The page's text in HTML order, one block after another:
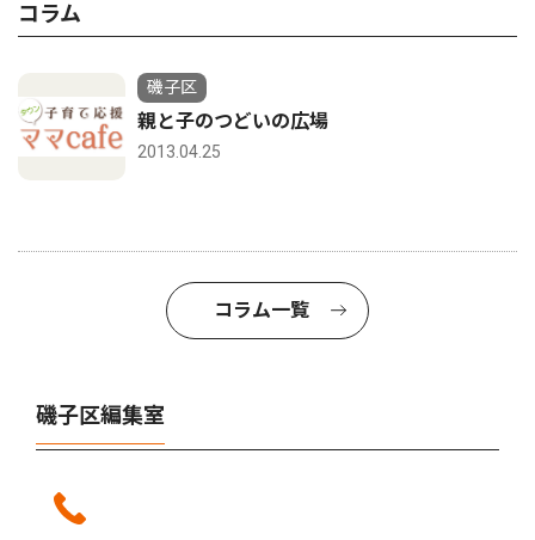
コラム
磯子区
親と子のつどいの広場
2013.04.25
コラム一覧
磯子区編集室